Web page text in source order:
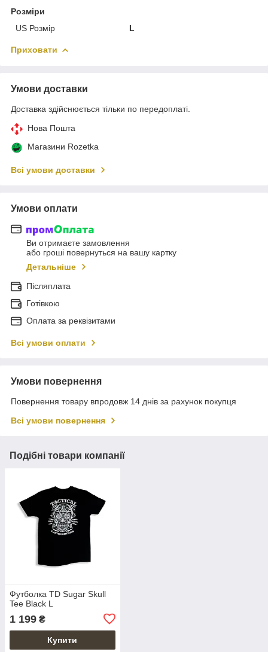
Розміри
US Розмір
L
Приховати
Умови доставки
Доставка здійснюється тільки по передоплаті.
Нова Пошта
Магазини Rozetka
Всі умови доставки
Умови оплати
Ви отримаєте замовлення
або гроші повернуться на вашу картку
Детальніше
Післяплата
Готівкою
Оплата за реквізитами
Всі умови оплати
Умови повернення
Повернення товару впродовж 14 днів за рахунок покупця
Всі умови повернення
Подібні товари компанії
Футболка TD Sugar Skull
Tee Black L
1 199 ₴
Купити